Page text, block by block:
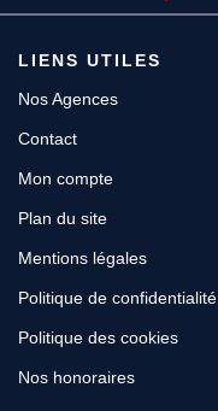
LIENS UTILES
Nos Agences
Contact
Mon compte
Plan du site
Mentions légales
Politique de confidentialité
Politique des cookies
Nos honoraires